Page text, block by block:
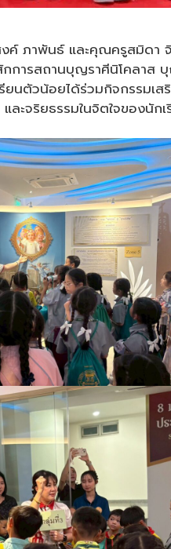
าพันธ์ และคุณครูสมิดา จิ
ารสถานบุญราศีนิโคลาส
ยนตัวน้อยได้ร่วมกิจกรรม
ะจริยธรรมในจิตใจของนั